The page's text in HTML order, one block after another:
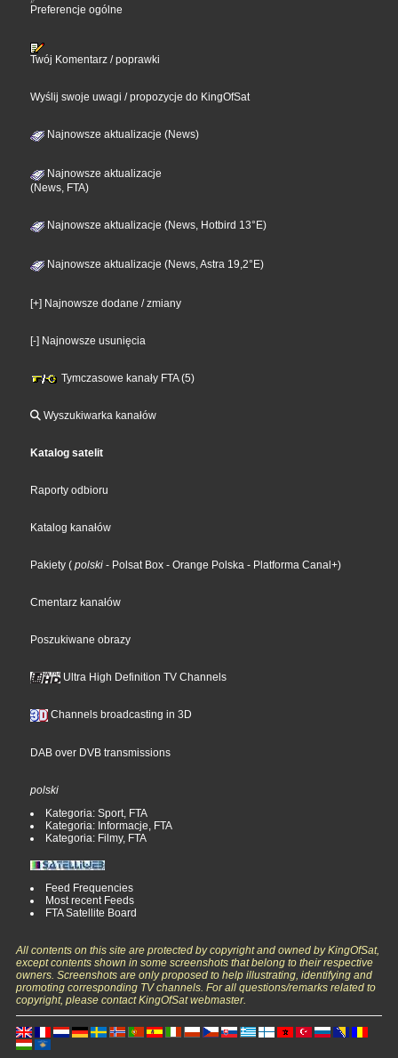
Preferencje ogólne
Twój Komentarz / poprawki
Wyślij swoje uwagi / propozycje do KingOfSat
Najnowsze aktualizacje (News)
Najnowsze aktualizacje
(News, FTA)
Najnowsze aktualizacje (News, Hotbird 13°E)
Najnowsze aktualizacje (News, Astra 19,2°E)
[+] Najnowsze dodane / zmiany
[-] Najnowsze usunięcia
Tymczasowe kanały FTA (5)
Wyszukiwarka kanałów
Katalog satelit
Raporty odbioru
Katalog kanałów
Pakiety ( polski - Polsat Box - Orange Polska - Platforma Canal+)
Cmentarz kanałów
Poszukiwane obrazy
Ultra High Definition TV Channels
Channels broadcasting in 3D
DAB over DVB transmissions
polski
Kategoria: Sport, FTA
Kategoria: Informacje, FTA
Kategoria: Filmy, FTA
Feed Frequencies
Most recent Feeds
FTA Satellite Board
All contents on this site are protected by copyright and owned by KingOfSat,
except contents shown in some screenshots that belong to their respective
owners. Screenshots are only proposed to help illustrating, identifying and
promoting corresponding TV channels. For all questions/remarks related to
copyright, please contact KingOfSat webmaster.